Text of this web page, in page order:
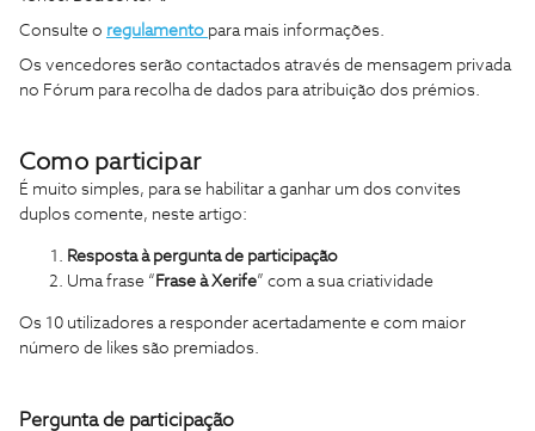
Consulte o regulamento para mais informações.
Os vencedores serão contactados através de mensagem privada
no Fórum para recolha de dados para atribuição dos prémios.
Como participar
É muito simples, para se habilitar a ganhar um dos convites
duplos comente, neste artigo:
Resposta à pergunta de participação
Uma frase “ Frase à Xerife” com a sua criatividade
Os 10 utilizadores a responder acertadamente e com maior
número de likes são premiados.
Pergunta de participação